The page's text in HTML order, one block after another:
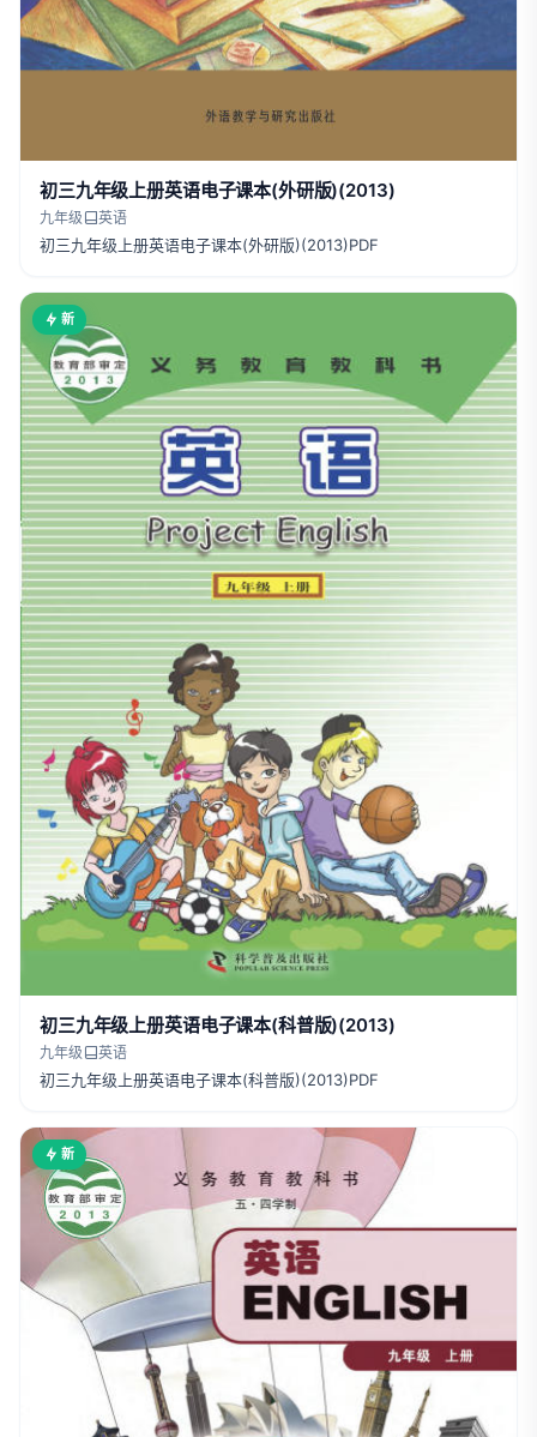
初三九年级上册英语电子课本(外研版)(2013)
九年级 英语
初三九年级上册英语电子课本(外研版)(2013)PDF
新
初三九年级上册英语电子课本(科普版)(2013)
九年级 英语
初三九年级上册英语电子课本(科普版)(2013)PDF
新